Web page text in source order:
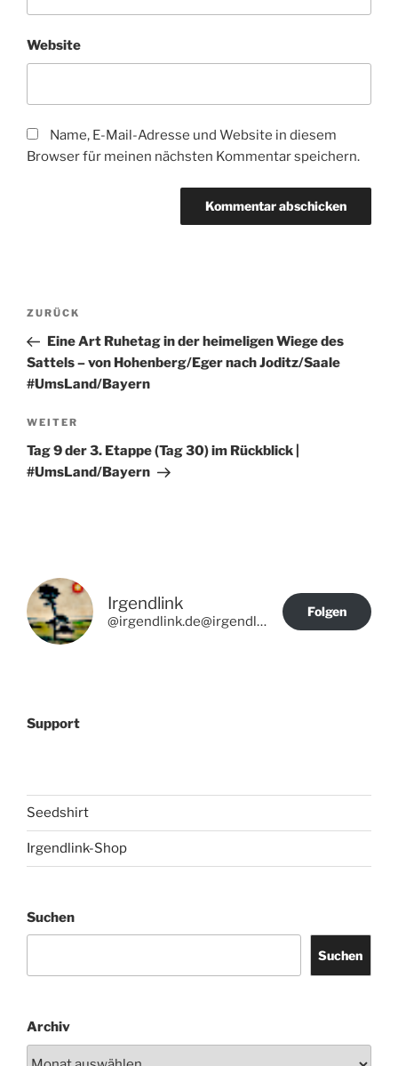
Website
Name, E-Mail-Adresse und Website in diesem
Browser für meinen nächsten Kommentar speichern.
Beitragsnavigation
Vorheriger
Beitrag
ZURÜCK
Eine Art Ruhetag in der heimeligen Wiege des
Sattels – von Hohenberg/Eger nach Joditz/Saale
#UmsLand/Bayern
Nächster
Beitrag
WEITER
Tag 9 der 3. Etappe (Tag 30) im Rückblick |
#UmsLand/Bayern
Irgendlink
@irgendlink.de@irgendlink.de
Folgen
Support
Seedshirt
Irgendlink-Shop
Suchen
Suchen
Archiv